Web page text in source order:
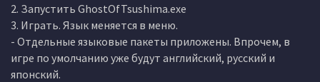
2. Запустить GhostOfTsushima.exe
3. Играть. Язык меняется в меню.
- Отдельные языковые пакеты приложены. Впрочем, в
игре по умолчанию уже будут английский, русский и
японский.